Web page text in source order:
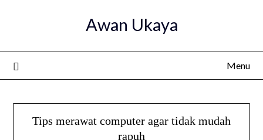
Awan Ukaya
Menu
Tips merawat computer agar tidak mudah
rapuh